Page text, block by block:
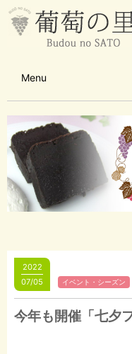
Menu
2022
07/05
イベント・シーズン
今年も開催「七夕